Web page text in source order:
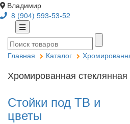
Владимир
8 (904) 593-53-52
Главная Каталог
Хромированная
Стойки под ТВ и
цветы